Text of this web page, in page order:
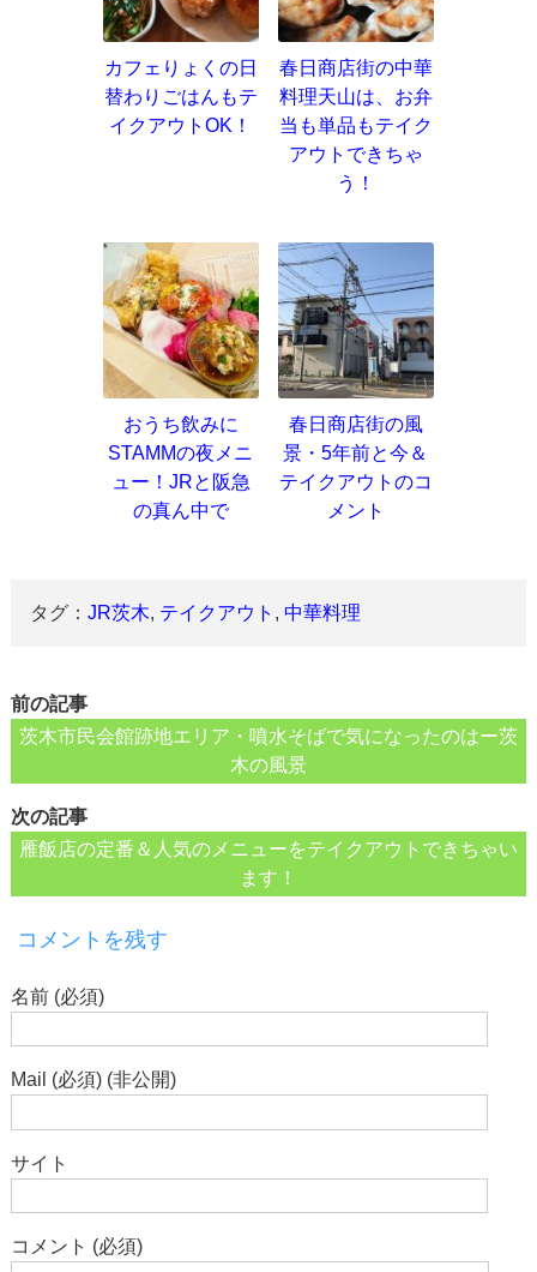
カフェりょくの日
替わりごはんもテ
イクアウトOK！
春日商店街の中華
料理天山は、お弁
当も単品もテイク
アウトできちゃ
う！
おうち飲みに
STAMMの夜メニ
ュー！JRと阪急
の真ん中で
春日商店街の風
景・5年前と今＆
テイクアウトのコ
メント
タグ：JR茨木, テイクアウト ,中華料理
前の記事
茨木市民会館跡地エリア・噴水そばで気になったのはー茨
木の風景
次の記事
雁飯店の定番＆人気のメニューをテイクアウトできちゃい
ます！
コメントを残す
名前 (必須)
Mail (必須) (非公開)
サイト
コメント (必須)